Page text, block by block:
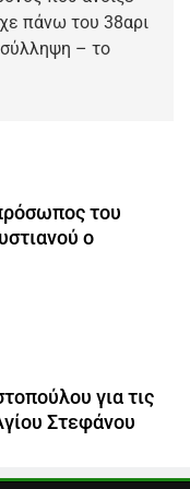
πάνω του 38αρι
– το
του
ο
για τις
Στεφάνου